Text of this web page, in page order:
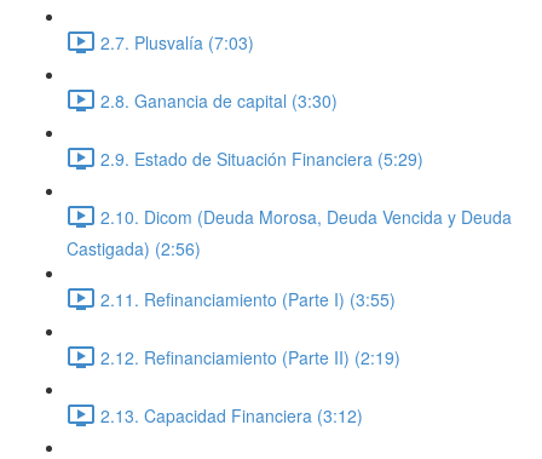
2.7. Plusvalía (7:03)
2.8. Ganancia de capital (3:30)
2.9. Estado de Situación Financiera (5:29)
2.10. Dicom (Deuda Morosa, Deuda Vencida y Deuda
Castigada) (2:56)
2.11. Refinanciamiento (Parte I) (3:55)
2.12. Refinanciamiento (Parte II) (2:19)
2.13. Capacidad Financiera (3:12)